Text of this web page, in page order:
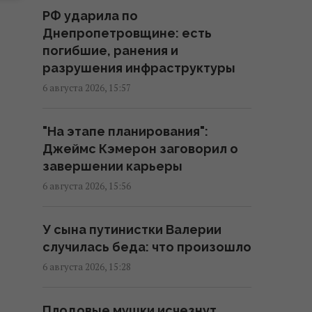
официальный курс валют на
пятницу
16:00 четверг, 06 августа 2026
форме после 55 лет
16:00 четверг, 06 августа 2026
приватизацией крупных
государственных активов
15:58 четверг, 06 августа 2026
РФ ударила по
Днепропетровщине: есть
погибшие, ранения и
разрушения инфраструктуры
6 августа 2026, 15:57
"На этапе планирования":
Джеймс Кэмерон заговорил о
завершении карьеры
6 августа 2026, 15:56
У сына путинистки Валерии
случилась беда: что произошло
6 августа 2026, 15:28